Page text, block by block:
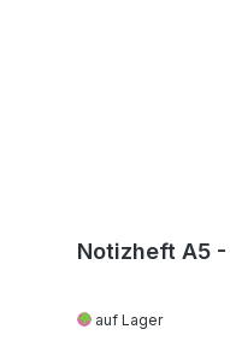
Notizheft A5 -
auf Lager